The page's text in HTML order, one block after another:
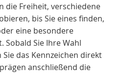
die Freiheit, verschiedene
bis Sie eines finden,
eine besondere
Sobald Sie Ihre Wahl
das Kennzeichen direkt
anschließend die